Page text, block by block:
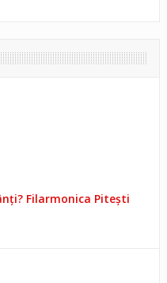
Filarmonica Pitești